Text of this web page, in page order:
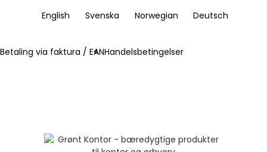
English Svenska Norwegian Deutsch
Betaling via faktura / EANHandelsbetingelser